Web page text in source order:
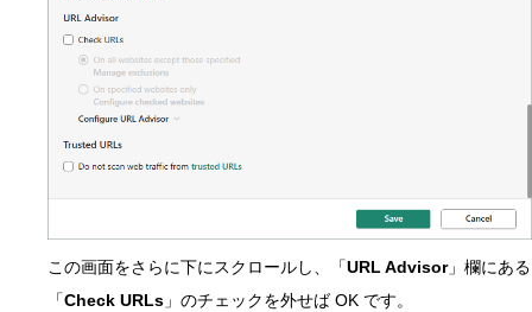
この画面をさらに下にスクロールし、「URL Advisor」欄にある
「Check URLs 」のチェックを外せば OK です。